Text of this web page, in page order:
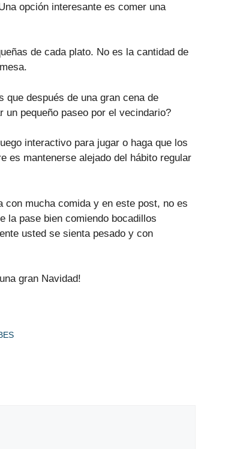
opción interesante es comer una
de cada plato. No es la cantidad de
que después de una gran cena de
un pequeño paseo por el vecindario?
interactivo para jugar o haga que los
es mantenerse alejado del hábito regular
con mucha comida y en este post, no es
la pase bien comiendo bocadillos
usted se sienta pesado y con
gran Navidad!